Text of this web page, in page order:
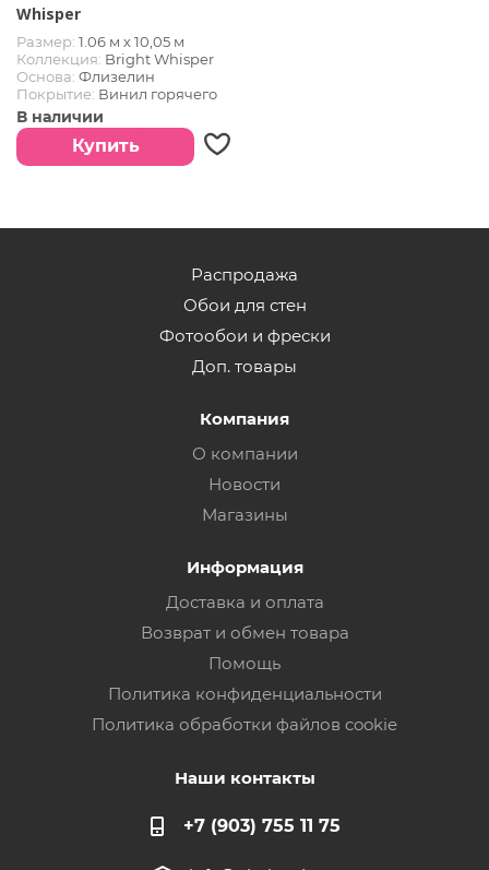
Whisper
Размер: 1.06 м х 10,05 м
Коллекция: Bright Whisper
Основа: Флизелин
Покрытие: Винил горячего
тиснения
В наличии
Купить
Распродажа
Обои для стен
Фотообои и фрески
Доп. товары
Компания
О компании
Новости
Магазины
Информация
Доставка и оплата
Возврат и обмен товара
Помощь
Политика конфиденциальности
Политика обработки файлов cookie
Наши контакты
+7 (903) 755 11 75